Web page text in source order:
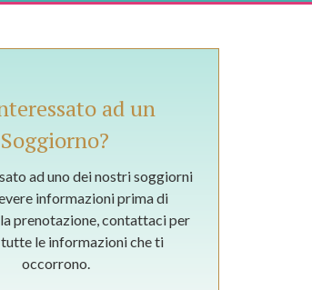
ad un
Soggiorno?
ad uno dei nostri soggiorni
informazioni prima di
prenotazione, contattaci per
le informazioni che ti
occorrono.